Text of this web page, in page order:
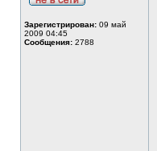
Зарегистрирован: 09 май
2009 04:45
Сообщения: 2788